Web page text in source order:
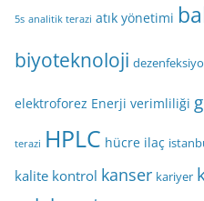
5s analitik terazi atık yönetimi
biyoteknoloji
elektroforez Enerji verimliliği
terazi HPLC hücre ilaç
kalite kontrol kanser kariyer